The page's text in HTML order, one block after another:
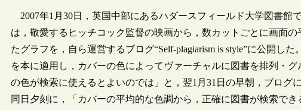
2007年1月30日，英国中部にあるハダースフィールド大学図書館
は，敬愛するヒッチコック監督の映画から，数カットごとに画面
たグラフを，自ら運営するブログ“Self-plagiarism is style”に公開し
を本に適用し，カバーの色によってヴァーチャルに図書を排列・
の色が検索に使えるとよいのでは」と，翌1月31日の早朝，ブログ
同日夕刻に，「カバーの平均的な色調から，正確に図書が検索で